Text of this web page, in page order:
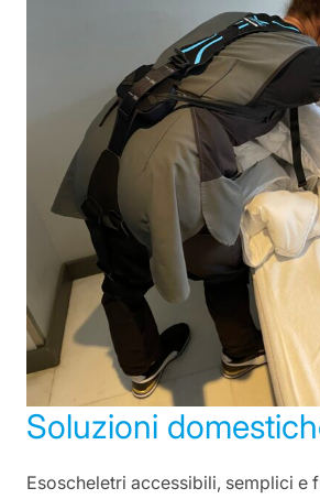
Soluzioni
Esoscheletri accessibili, semplici e